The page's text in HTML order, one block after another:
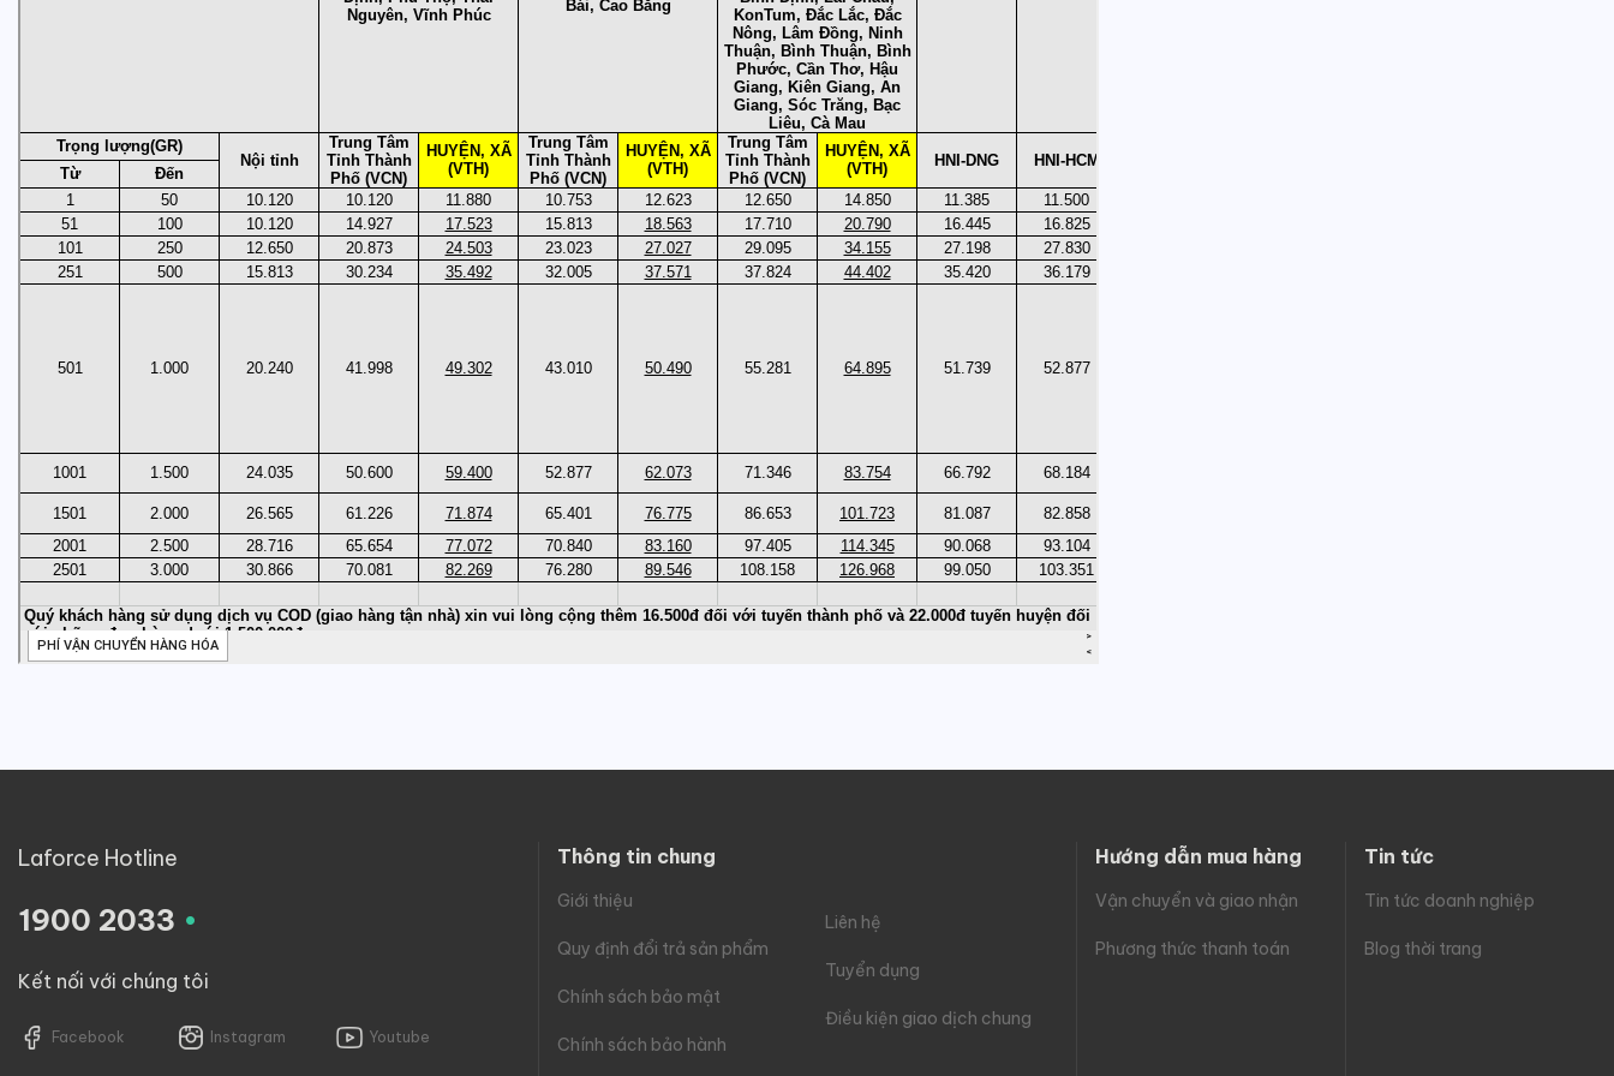
Laforce Hotline
1900 2033 .
Kết nối với chúng tôi
Facebook Instagram Youtube
Thông tin chung
Giới thiệu
Quy định đổi trả sản phẩm
Chính sách bảo mật
Chính sách bảo hành
Liên hệ
Tuyển dụng
Điều kiện giao dịch chung
Hướng dẫn mua hàng
Vận chuyển và giao nhận
Phương thức thanh toán
Tin tức
Tin tức doanh nghiệp
Blog thời trang